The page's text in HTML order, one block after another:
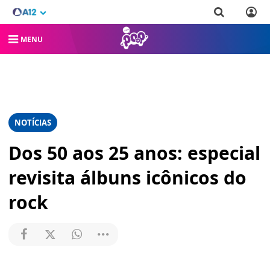
MENU
NOTÍCIAS
Dos 50 aos 25 anos: especial
revisita álbuns icônicos do
rock